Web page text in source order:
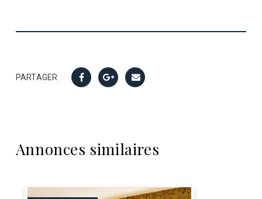
PARTAGER
Annonces similaires